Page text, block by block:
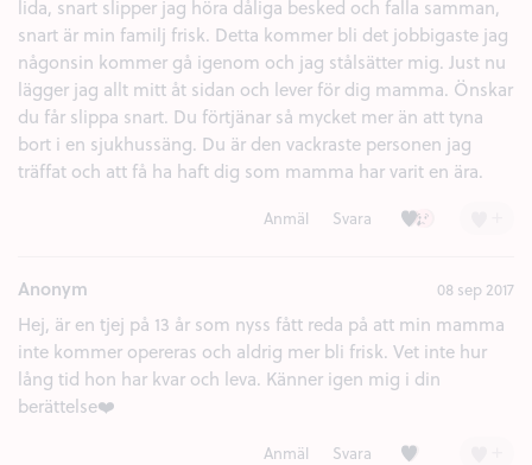
lida, snart slipper jag höra dåliga besked och falla samman,
snart är min familj frisk. Detta kommer bli det jobbigaste jag
någonsin kommer gå igenom och jag stålsätter mig. Just nu
lägger jag allt mitt åt sidan och lever för dig mamma. Önskar
du får slippa snart. Du förtjänar så mycket mer än att tyna
bort i en sjukhussäng. Du är den vackraste personen jag
träffat och att få ha haft dig som mamma har varit en ära.
Anmäl Svara Kärlek (9)
Ledsen (3)
Anonym 08 sep 2017
Hej, är en tjej på 13 år som nyss fått reda på att min mamma
inte kommer opereras och aldrig mer bli frisk. Vet inte hur
lång tid hon har kvar och leva. Känner igen mig i din
berättelse❤️
Anmäl Svara Kärlek (6)